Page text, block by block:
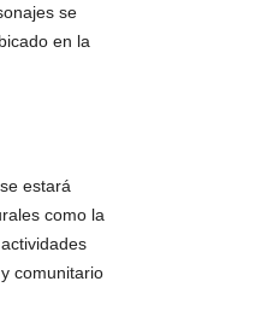
se
en la
estará
como la
comunitario